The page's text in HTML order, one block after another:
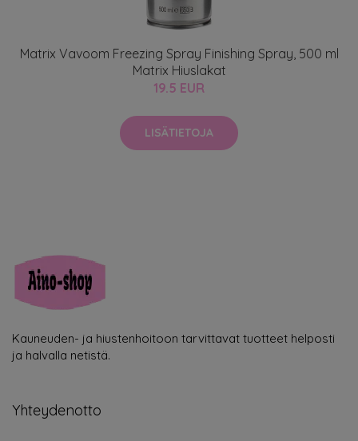
Matrix Vavoom Freezing Spray Finishing Spray, 500 ml
Matrix Hiuslakat
19.5 EUR
LISÄTIETOJA
Kauneuden- ja hiustenhoitoon tarvittavat tuotteet helposti
ja halvalla netistä.
Yhteydenotto